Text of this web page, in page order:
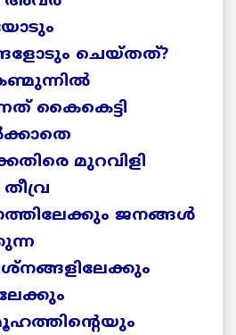
ചെയ്തത്?
കൈകെട്ടി
മുറവിളി
ജനങ്ങള്‍